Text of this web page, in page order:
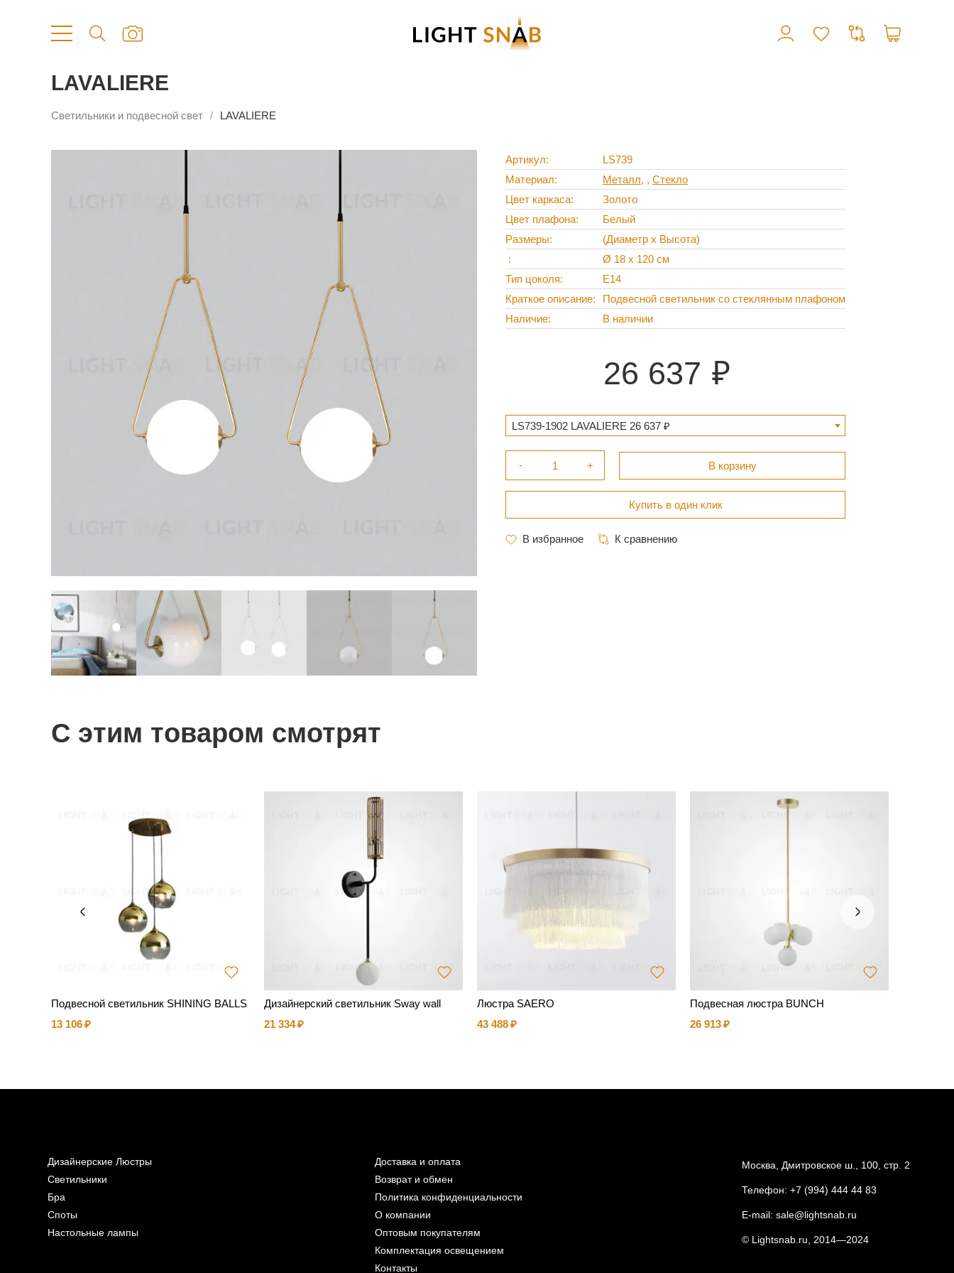
LAVALIERE
Светильники и подвесной свет LAVALIERE
Артикул
LS739
Материал
Металл , Стекло
Цвет каркаса
Золото
Цвет плафона
Белый
Размеры
(Диаметр х Высота)
Ø 18 х 120 см
Тип цоколя
Е14
Краткое описание
Подвесной светильник со стеклянным плафоном
Наличие
В наличии
26 637
LS739-1902 LAVALIERE 26 637 ₽
С этим товаром смотрят
Подвесной светильник SHINING BALLS
13 106
Дизайнерский светильник Sway wall
21 334
Люстра SAERO
43 488
Подвесная люстра BUNCH
26 913
Дизайнерские Люстры
Светильники
Бра
Споты
Настольные лампы
Доставка и оплата
Возврат и обмен
Политика конфиденциальности
О компании
Оптовым покупателям
Комплектация освещением
Контакты
Москва, Дмитровское ш., 100, стр. 2
Телефон: +7 (994) 444 44 83
E-mail: sale@lightsnab.ru
© Lightsnab.ru, 2014—2024